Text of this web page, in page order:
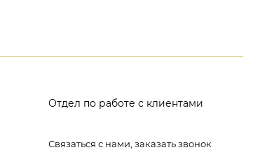
Отдел по работе с клиентами
Связаться с нами, заказать звонок